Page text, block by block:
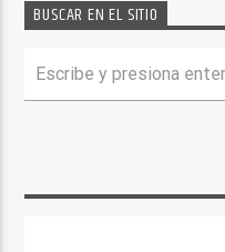
BUSCAR EN EL SITIO